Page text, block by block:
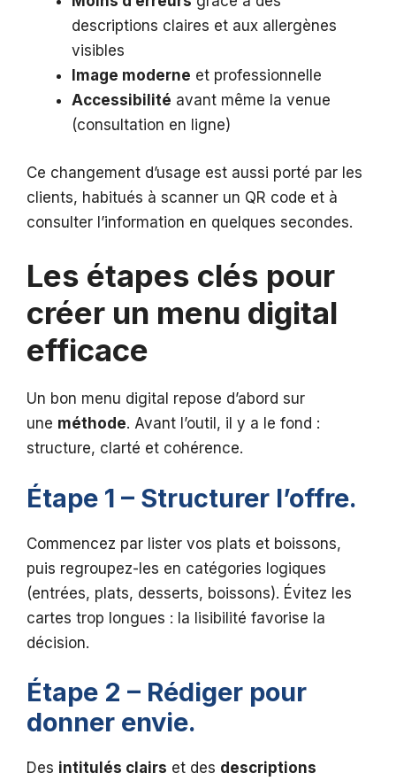
descriptions claires et aux allergènes
visibles
Image moderne et professionnelle
Accessibilité avant même la venue
(consultation en ligne)
Ce changement d’usage est aussi porté par les
clients, habitués à scanner un QR code et à
consulter l’information en quelques secondes.
Les étapes clés pour
créer un menu digital
efficace
Un bon menu digital repose d’abord sur
une méthode. Avant l’outil, il y a le fond :
structure, clarté et cohérence.
Étape 1 – Structurer l’offre.
Commencez par lister vos plats et boissons,
puis regroupez-les en catégories logiques
(entrées, plats, desserts, boissons). Évitez les
cartes trop longues : la lisibilité favorise la
décision.
Étape 2 – Rédiger pour
donner envie.
Des intitulés clairs et des descriptions